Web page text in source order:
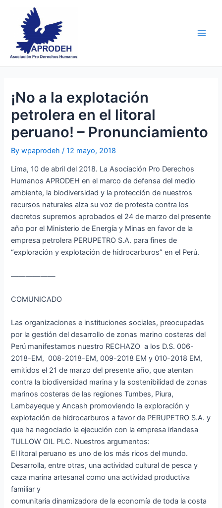
content
¡No a la explotación
petrolera en el litoral
peruano! – Pronunciamiento
Bywpaprodeh/12 mayo, 2018
Lima, 10 de abril del 2018. La Asociación Pro Derechos
Humanos APRODEH en el marco de defensa del medio
ambiente, la biodiversidad y la protección de nuestros
recursos naturales alza su voz de protesta contra los
decretos supremos aprobados el 24 de marzo del presente
año por el Ministerio de Energía y Minas en favor de la
empresa petrolera PERUPETRO S.A. para fines de
“exploración y explotación de hidrocarburos” en el Perú.
——————
COMUNICADO
Las organizaciones e instituciones sociales, preocupadas
por la gestión del desarrollo de zonas marino costeras del
Perú manifestamos nuestro RECHAZO a los D.S. 006-
2018-EM, 008-2018-EM, 009-2018 EM y 010-2018 EM,
emitidos el 21 de marzo del presente año, que atentan
contra la biodiversidad marina y la sostenibilidad de zonas
marinos costeras de las regiones Tumbes, Piura,
Lambayeque y Ancash promoviendo la exploración y
explotación de hidrocarburos a favor de PERUPETRO S.A. y
que ha negociado la ejecución con la empresa irlandesa
TULLOW OIL PLC. Nuestros argumentos:
El litoral peruano es uno de los más ricos del mundo.
Desarrolla, entre otras, una actividad cultural de pesca y
caza marina artesanal como una actividad productiva
familiar y
comunitaria dinamizadora de la economía de toda la costa
navigation